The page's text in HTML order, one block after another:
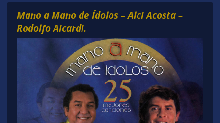
Mano a Mano de Ídolos – Alci Acosta –
Rodolfo Aicardi.